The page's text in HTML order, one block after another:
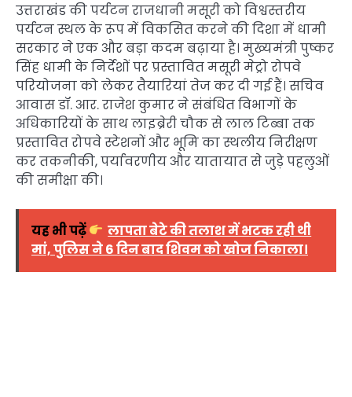
उत्तराखंड की पर्यटन राजधानी मसूरी को विश्वस्तरीय
पर्यटन स्थल के रूप में विकसित करने की दिशा में धामी
सरकार ने एक और बड़ा कदम बढ़ाया है। मुख्यमंत्री पुष्कर
सिंह धामी के निर्देशों पर प्रस्तावित मसूरी मेट्रो रोपवे
परियोजना को लेकर तैयारियां तेज कर दी गई हैं। सचिव
आवास डॉ. आर. राजेश कुमार ने संबंधित विभागों के
अधिकारियों के साथ लाइब्रेरी चौक से लाल टिब्बा तक
प्रस्तावित रोपवे स्टेशनों और भूमि का स्थलीय निरीक्षण
कर तकनीकी, पर्यावरणीय और यातायात से जुड़े पहलुओं
की समीक्षा की।
यह भी पढ़ें
लापता बेटे की तलाश में भटक रही थी
मां, पुलिस ने 6 दिन बाद शिवम को खोज निकाला।